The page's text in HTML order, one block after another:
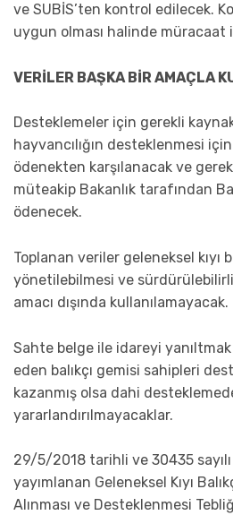
ve SUBİS’ten kontrol edilecek.
uygun olması halinde müracaat
VERİLER BAŞKA BİR AMAÇLA
Desteklemeler için gerekli
hayvancılığın desteklenmesi
ödenekten karşılanacak ve
müteakip Bakanlık tarafından
ödenecek.
Toplanan veriler geleneksel kıyı
yönetilebilmesi ve
amacı dışında kullanılamayacak.
Sahte belge ile idareyi
eden balıkçı gemisi sahipleri
kazanmış olsa dahi
yararlandırılmayacaklar.
29/5/2018 tarihli ve 30435 sayılı
yayımlanan Geleneksel Kıyı
Alınması ve Desteklenmesi